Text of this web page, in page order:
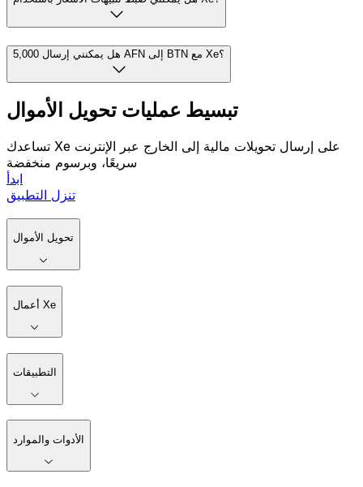
هل يمكنني إرسال 5,000 AFN إلى BTN مع Xe؟
تبسيط عمليات تحويل الأموال
تساعدك Xe على إرسال تحويلات مالية إلى الخارج عبر الإنترنت
سريعًا، وبرسوم منخفضة
ابدأ
تنزل التطبيق
تحويل الأموال
أعمال Xe
التطبيقات
الأدوات والموارد